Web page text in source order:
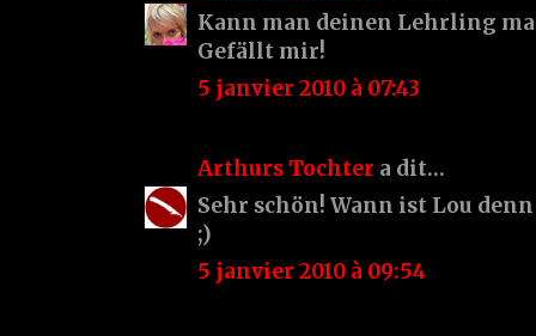
Kann man deinen Lehrling
Gefällt mir!
5 janvier 2010 à 07:43
Arthurs Tochter a dit…
Sehr schön! Wann ist Lou
;)
5 janvier 2010 à 09:54